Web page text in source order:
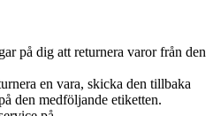
på dig att returnera varor från den
en vara, skicka den tillbaka
den medföljande etiketten.